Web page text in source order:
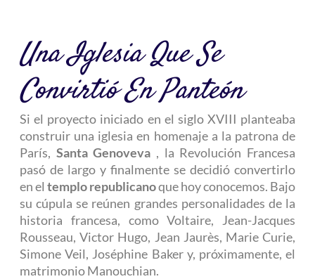
Una Iglesia Que Se
Convirtió En Panteón
Si el proyecto iniciado en el siglo XVIII planteaba
construir una iglesia en homenaje a la patrona de
París, Santa Genoveva , la Revolución Francesa
pasó de largo y finalmente se decidió convertirlo
en el templo republicanoque hoy conocemos. Bajo
su cúpula se reúnen grandes personalidades de la
historia francesa, como Voltaire, Jean-Jacques
Rousseau, Victor Hugo, Jean Jaurès, Marie Curie,
Simone Veil, Joséphine Baker y, próximamente, el
matrimonio Manouchian.